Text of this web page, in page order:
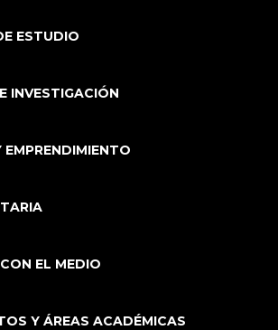
ESTUDIO
INVESTIGACIÓN
EL MEDIO
Y ÁREAS ACADÉMICAS